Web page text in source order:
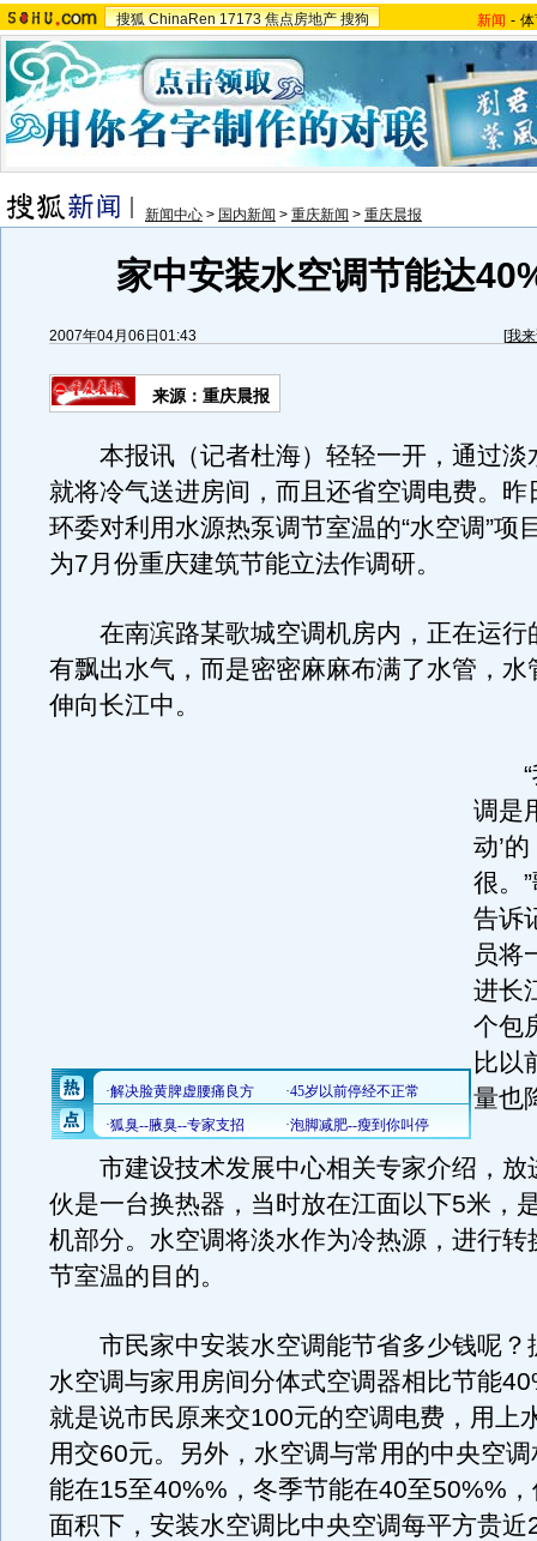
搜狐 ChinaRen 17173 焦点房地产 搜狗 新闻 -
新闻中心 > 国内新闻 > 重庆新闻 > 重庆晨报
家中安装水空调节能达
2007年04月06日01:43 [我
来源：重庆晨报
本报讯（记者杜海）轻轻一开，通过淡
就将冷气送进房间，而且还省空调电费。昨
环委对利用水源热泵调节室温的“水空调”项
为7月份重庆建筑节能立法作调研。
在南滨路某歌城空调机房内，正在运行
有飘出水气，而是密密麻麻布满了水管，水
伸向长江中。
“
调是
动’
很。
告诉
员将
进长
个包
比以
量也
市建设技术发展中心相关专家介绍，放
伙是一台换热器，当时放在江面以下5米，
机部分。水空调将淡水作为冷热源，进行转
节室温的目的。
市民家中安装水空调能节省多少钱呢？
水空调与家用房间分体式空调器相比节能
就是说市民原来交100元的空调电费，用上
用交60元。另外，水空调与常用的中央空
能在15至40%%，冬季节能在40至50%%
面积下，安装水空调比中央空调每平方贵近